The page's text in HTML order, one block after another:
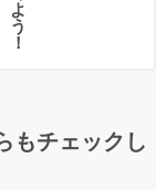
よ
う
！
もチェックし